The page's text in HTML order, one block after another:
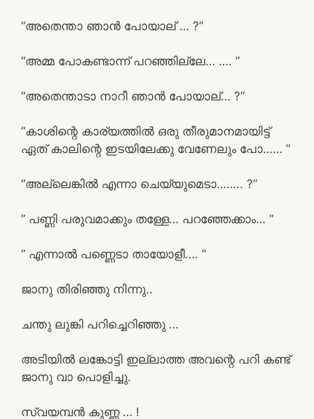
“അതെന്താ ഞാൻ പോയാല് … ?”
“അമ്മ പോകണ്ടാന്ന് പറഞ്ഞില്ലേ… …. ”
“അതെന്താടാ നാറീ ഞാൻ പോയാല്… ?”
“കാശിന്റെ കാര്യത്തിൽ ഒരു തീരുമാനമായിട്ട്
ഏത് കാലിന്റെ ഇടയിലേക്കു വേണേലും പോ…… ”
“അല്ലെങ്കിൽ എന്നാ ചെയ്യുമെടാ…….. ?”
” പണ്ണി പരുവമാക്കും തള്ളേ… പറഞ്ഞേക്കാം… “
” എന്നാൽ പണ്ണെടാ തായോളീ…. ”
ജാനു തിരിഞ്ഞു നിന്നു..
ചന്തു ലുങ്കി പറിച്ചെറിഞ്ഞു …
അടിയിൽ ലങ്കോട്ടി ഇല്ലാത്ത അവന്റെ പറി കണ്ട്
ജാനു വാ പൊളിച്ചു.
സ്വയമ്പൻ കുണ്ണ … !